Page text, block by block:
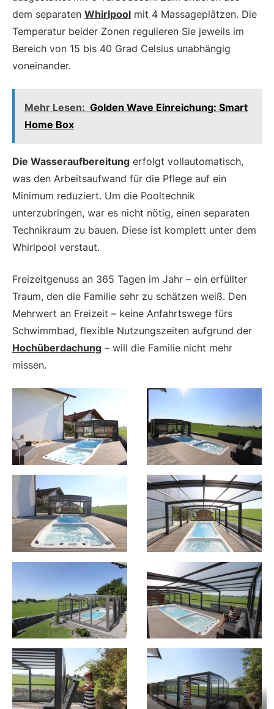
dem separaten Whirlpool mit 4 Massageplätzen. Die
Temperatur beider Zonen regulieren Sie jeweils im
Bereich von 15 bis 40 Grad Celsius unabhängig
voneinander.
Mehr Lesen: Golden Wave Einreichung: Smart
Home Box
Die Wasseraufbereitung erfolgt vollautomatisch,
was den Arbeitsaufwand für die Pflege auf ein
Minimum reduziert. Um die Pooltechnik
unterzubringen, war es nicht nötig, einen separaten
Technikraum zu bauen. Diese ist komplett unter dem
Whirlpool verstaut.
Freizeitgenuss an 365 Tagen im Jahr – ein erfüllter
Traum, den die Familie sehr zu schätzen weiß. Den
Mehrwert an Freizeit – keine Anfahrtswege fürs
Schwimmbad, flexible Nutzungszeiten aufgrund der
Hochüberdachung – will die Familie nicht mehr
missen.